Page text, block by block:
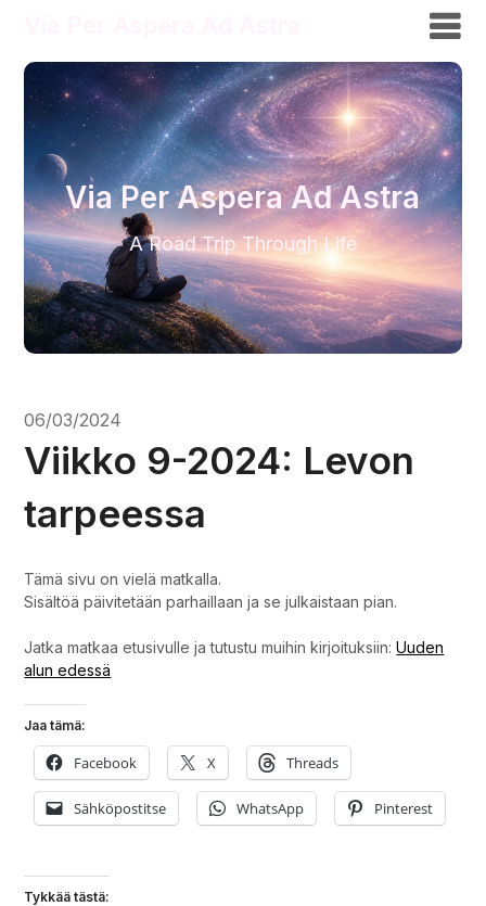
Via Per Aspera Ad Astra
A Road Trip Through Life
06/03/2024
Viikko 9-2024: Levon
tarpeessa
Tämä sivu on vielä matkalla.
Sisältöä päivitetään parhaillaan ja se julkaistaan pian.
Jatka matkaa etusivulle ja tutustu muihin kirjoituksiin:Uuden
alun edessä
Jaa tämä:
Facebook X Threads
Sähköpostitse WhatsApp Pinterest
Tykkää tästä: